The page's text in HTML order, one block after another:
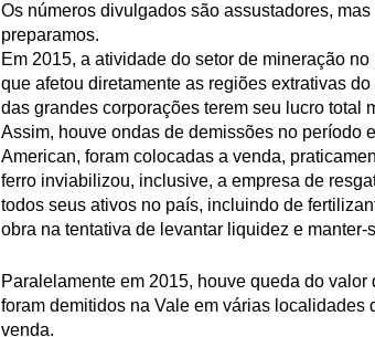
Os números divulgados são assustadores,
preparamos.
Em 2015, a atividade do setor de mineração
que afetou diretamente as regiões extrativas
das grandes corporações terem seu lucro total
Assim, houve ondas de demissões no período
American, foram colocadas a venda,
ferro inviabilizou, inclusive, a empresa de
todos seus ativos no país, incluindo de
obra na tentativa de levantar liquidez e manter-
Paralelamente em 2015, houve queda do
foram demitidos na Vale em várias localidades
venda.